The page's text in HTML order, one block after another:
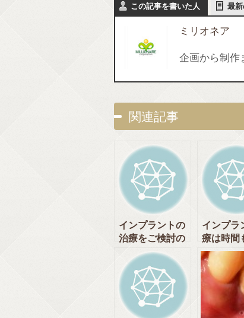
この記事を書いた人 最
ミリオネア
企画から制作
関連記事
インプラントの
治療をご検討の
方へ [神田中央
通りいけむら歯
科 神田・新日本
橋]
インプラ
療は時間
もかかり
でも・・
田中央通
むら歯科
新日本橋]